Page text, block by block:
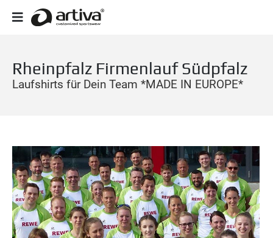
Rheinpfalz Firmenlauf Südpfalz
Laufshirts für Dein Team *MADE IN EUROPE*